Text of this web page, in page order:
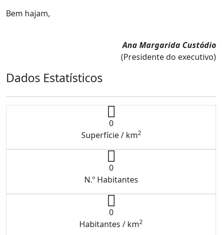
Bem hajam,
Ana Margarida Custódio
(Presidente do executivo)
Dados Estatísticos
0
Superfície / km2
0
N.º Habitantes
0
Habitantes / km2